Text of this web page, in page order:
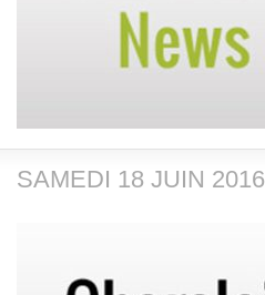
SAMEDI 18 JUIN 2016